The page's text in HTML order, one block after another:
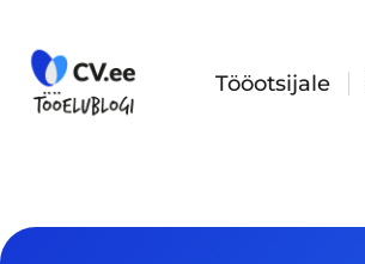
content
Tööotsijale